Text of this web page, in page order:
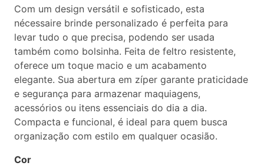
Com um design versátil e sofisticado, esta
nécessaire brinde personalizado é perfeita para
levar tudo o que precisa, podendo ser usada
também como bolsinha. Feita de feltro resistente,
oferece um toque macio e um acabamento
elegante. Sua abertura em zíper garante praticidade
e segurança para armazenar maquiagens,
acessórios ou itens essenciais do dia a dia.
Compacta e funcional, é ideal para quem busca
organização com estilo em qualquer ocasião.
Cor